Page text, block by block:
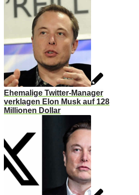
Ehemalige Twitter-Manager
verklagen Elon Musk auf 128
Millionen Dollar